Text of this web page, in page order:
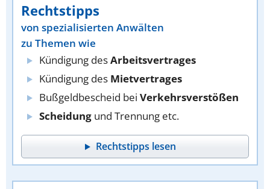
Rechtstipps
von spezialisierten Anwälten
zu Themen wie
Kündigung desArbeitsvertrages
Kündigung des Mietvertrages
Bußgeldbescheid bei Verkehrsverstößen
Scheidung und Trennung etc.
Rechtstipps lesen